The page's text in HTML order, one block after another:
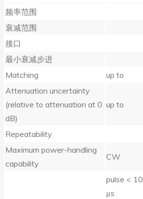
频率范围
衰减范围
接口
最小衰减步进
Matching
up to
Attenuation uncertainty
(relative to attenuation at 0
dB)
up to
Repeatability
Maximum power-handling
capability
CW
pulse < 10
μs